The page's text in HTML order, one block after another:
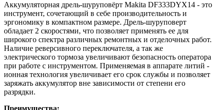
Аккумуляторная дрель-шуруповёрт Makita DF333DYX14 - это
инструмент, сочетающий в себе производительность и
эргономику в компактном размере. Дрель-шуруповерт
обладает 2 скоростями, что позволяет применять ее для
широкого спектра различных ремонтных и отделочных работ.
Наличие реверсивного переключателя, а так же
электрического тормоза увеличивают безопасность оператора
при работе с инструментом. Применяемая в аппарате литий -
ионная технология увеличивает его срок службы и позволяет
заряжать аккумулятор вне зависимости от степени его
разрядки.